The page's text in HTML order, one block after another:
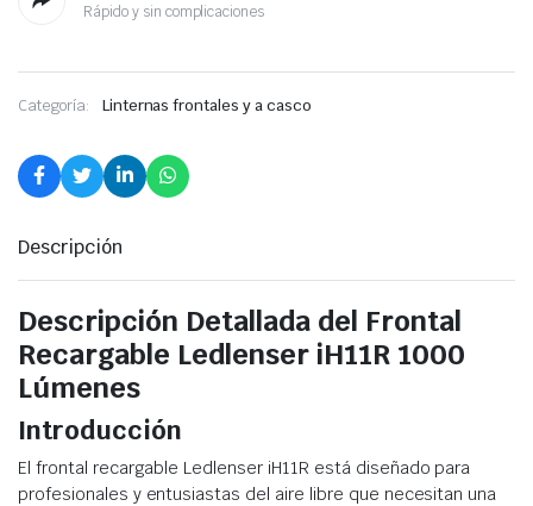
Rápido y sin complicaciones
Categoría: Linternas frontales y a casco
Descripción
Descripción Detallada del Frontal
Recargable Ledlenser iH11R 1000
Lúmenes
Introducción
El frontal recargable Ledlenser iH11R está diseñado para
profesionales y entusiastas del aire libre que necesitan una